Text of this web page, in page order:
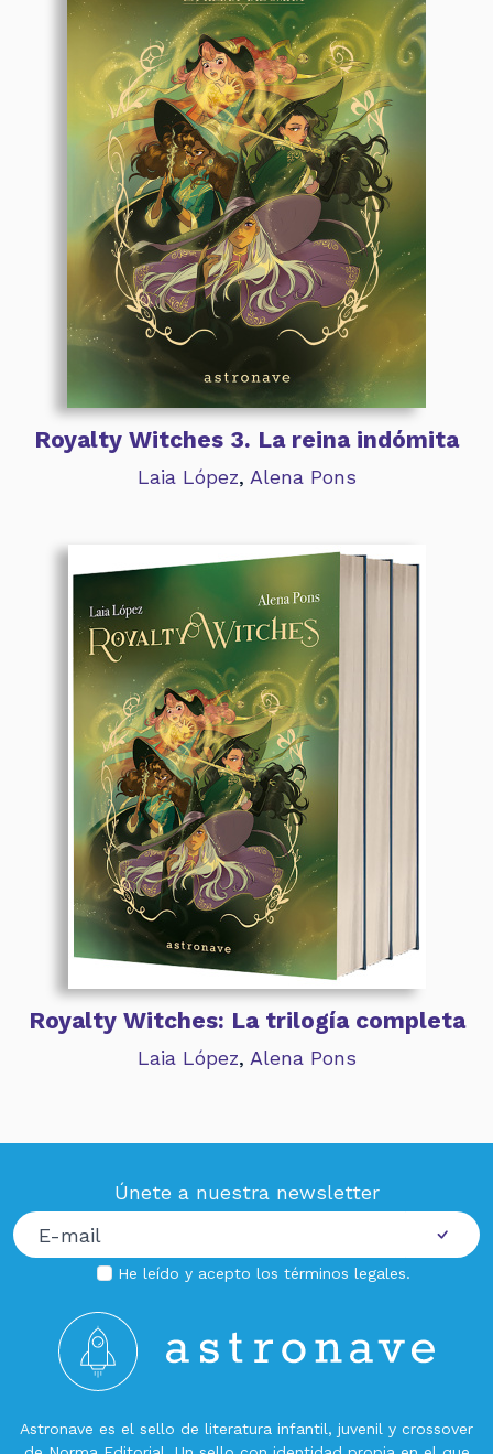
Royalty Witches 3. La reina indómita
Laia López, Alena Pons
Royalty Witches: La trilogía completa
Laia López, Alena Pons
Únete a nuestra newsletter
He leído y acepto los términos legales.
Astronave es el sello de literatura infantil, juvenil y crossover